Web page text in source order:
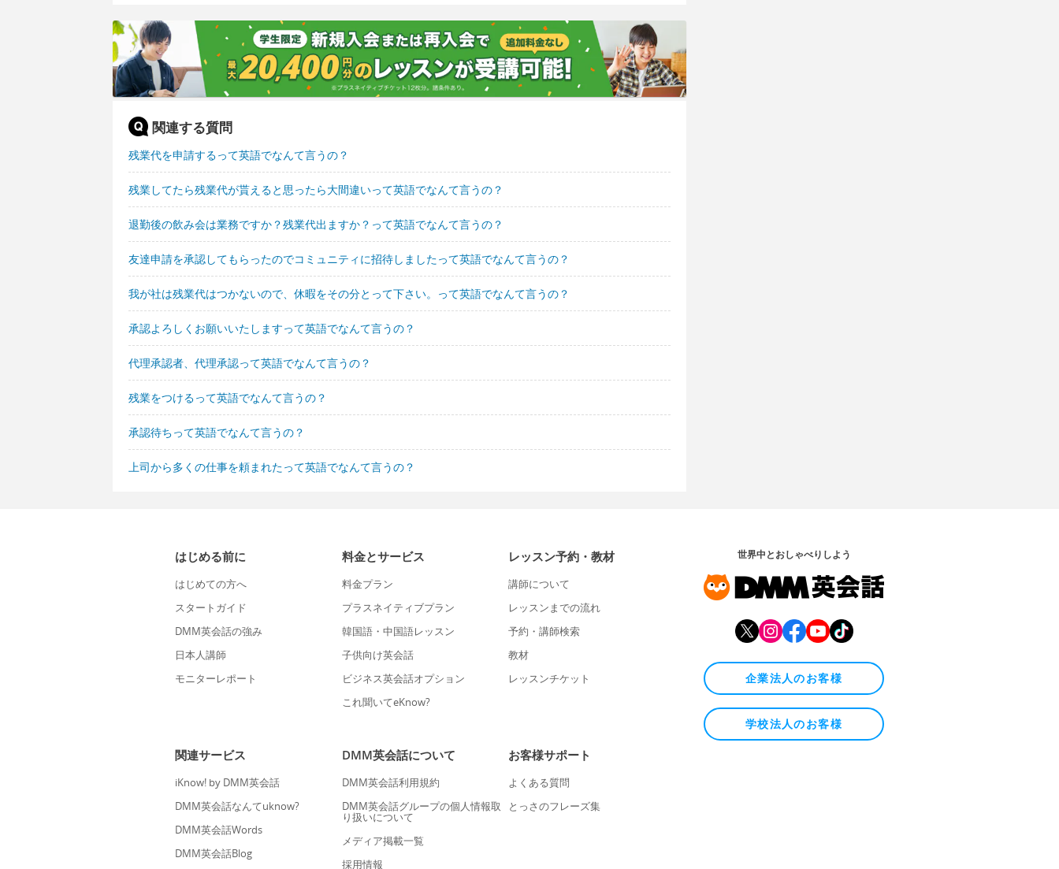
関連する質問
残業代を申請するって英語でなんて言うの？
残業してたら残業代が貰えると思ったら大間違いって英語でなんて言うの？
退勤後の飲み会は業務ですか？残業代出ますか？って英語でなんて言うの？
友達申請を承認してもらったのでコミュニティに招待しましたって英語でなんて言うの？
我が社は残業代はつかないので、休暇をその分とって下さい。って英語でなんて言うの？
承認よろしくお願いいたしますって英語でなんて言うの？
代理承認者、代理承認って英語でなんて言うの？
残業をつけるって英語でなんて言うの？
承認待ちって英語でなんて言うの？
上司から多くの仕事を頼まれたって英語でなんて言うの？
はじめる前に
はじめての方へ
スタートガイド
DMM英会話の強み
日本人講師
モニターレポート
料金とサービス
料金プラン
プラスネイティブプラン
韓国語・中国語レッスン
子供向け英会話
ビジネス英会話オプション
これ聞いてeKnow?
レッスン予約・教材
講師について
レッスンまでの流れ
予約・講師検索
教材
レッスンチケット
関連サービス
iKnow! by DMM英会話
DMM英会話なんてuknow?
DMM英会話Words
DMM英会話Blog
DMM英会話について
DMM英会話利用規約
DMM英会話グループの個人情報取
り扱いについて
メディア掲載一覧
採用情報
お客様サポート
よくある質問
とっさのフレーズ集
世界中とおしゃべりしよう
企業法人のお客様
学校法人のお客様